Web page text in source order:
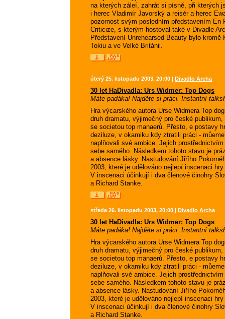
na kterých záleí, zahrát si písně, při kterých
i herec Vladimír Javorský a reisér a herec
pozornost svým posledním představením En
Criticize, s kterým hostoval také v Divadle
Představení Unrehearsed Beauty bylo
Tokiu a ve Velké Británii.
úterý 25. listopadu 2003, 20:00 | Divadlo Archa
30 let HaDivadla: Urs Widmer: Top Dogs
Máte padáka! Najděte si práci. Instantní
Hra výcarského autora Urse Widmera Top
druh dramatu, výjimečný pro české
se societou top manaerů. Přesto, e
deziluze, v okamiku kdy ztratili práci -
naplňovali své ambice. Jejich
sebe samého. Následkem tohoto stavu je
a absence lásky. Nastudování Jiřího
2003, které je udělováno nejlepí inscenaci
V inscenaci účinkují i dva členové činohry
a Richard Stanke.
středa 26. listopadu 2003, 20:00 | Divadlo Archa
30 let HaDivadla: Urs Widmer: Top Dogs
Máte padáka! Najděte si práci. Instantní
Hra výcarského autora Urse Widmera Top
druh dramatu, výjimečný pro české
se societou top manaerů. Přesto, e
deziluze, v okamiku kdy ztratili práci -
naplňovali své ambice. Jejich
sebe samého. Následkem tohoto stavu je
a absence lásky. Nastudování Jiřího
2003, které je udělováno nejlepí inscenaci
V inscenaci účinkují i dva členové činohry
a Richard Stanke.